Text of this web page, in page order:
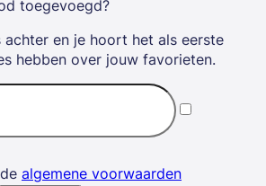
toegevoegd?
achter en je hoort het als eerste
hebben over jouw favorieten.
algemene voorwaarden